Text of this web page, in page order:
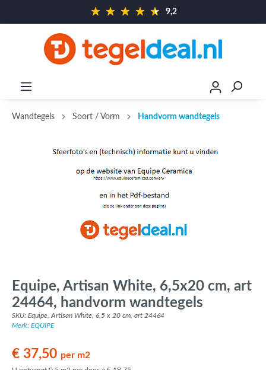
9,2
Wandtegels Soort / Vorm Handvorm wandtegels
Equipe, Artisan White, 6,5x20 cm, art
24464, handvorm wandtegels
SKU: Equipe, Artisan White, 6,5 x 20 cm, art 24464
Merk: EQUIPE
€ 37,50 per m2